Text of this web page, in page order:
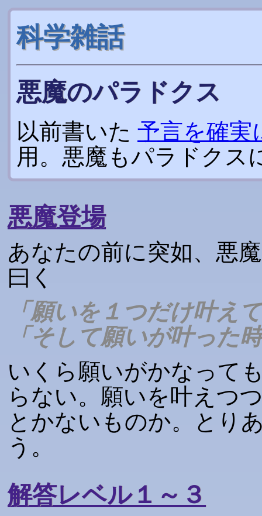
科学雑話
悪魔のパラドクス
以前書いた 予言を確実
用。悪魔もパラドクス
悪魔登場
あなたの前に突如、悪
曰く
「願いを１つだけ叶え
「そして願いが叶った
いくら願いがかなって
らない。願いを叶えつ
とかないものか。とり
う。
解答レベル１～３